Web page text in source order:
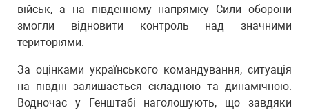
військ, а на південному напрямку Сили оборони
змогли відновити контроль над значними
територіями.
За оцінками українського командування, ситуація
на півдні залишається складною та динамічною.
Водночас у Генштабі наголошують, що завдяки